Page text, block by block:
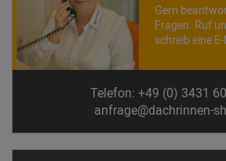
Gern
Fragen. Ruf
schreib eine
Telefon: +49 (0) 3431
anfrage@dachrinnen-